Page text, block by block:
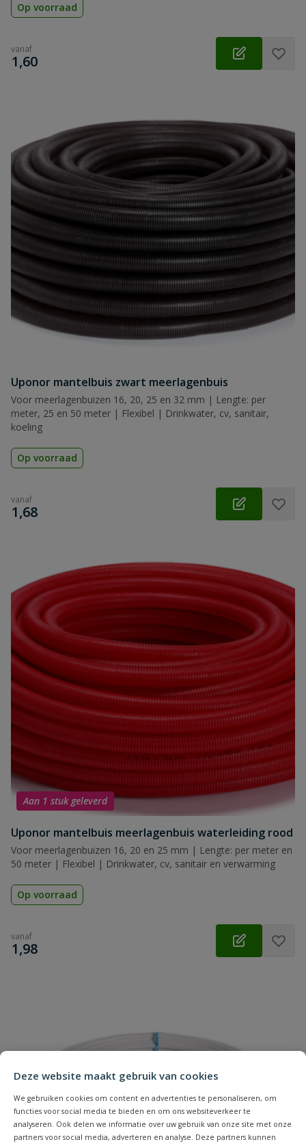
Deze website maakt gebruik van cookies
We gebruiken cookies om content en advertenties te personaliseren, om
functies voor social media te bieden en om ons websiteverkeer te
analyseren. Ook delen we informatie over uw gebruik van onze site met onze
partners voor social media, adverteren en analyse. Deze partners kunnen
Op voorraad
vanaf
€
1,60
Uponor mantelbuis zwart meerlagenbuis
Voor meerlagenbuizen 16, 20, 25 en 32 mm | Lengte: per
meter, 25 en 50 meter | Flexibel | Drinkwater, cv, sanitair,
koeling
Op voorraad
vanaf
€
1,68
Aan 1 stuk geleverd
Uponor mantelbuis meerlagenbuis waterleiding rood
Voor meerlagenbuizen 16, 20 en 25 mm | Lengte: per meter en
50 meter | Flexibel | Drinkwater, cv, sanitair en verwarming
Op voorraad
vanaf
€
1,98